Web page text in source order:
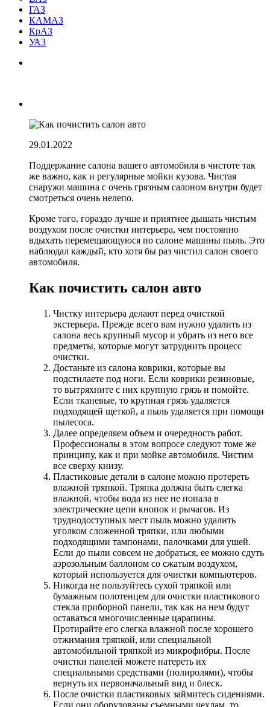
ГАЗ
КАМАЗ
КрАЗ
УАЗ
29.01.2022
Поддержание салона вашего автомобиля в чистоте так
же важно, как и регулярные мойки кузова. Чистая
снаружи машина с очень грязным салоном внутри будет
смотреться очень нелепо.
Кроме того, гораздо лучше и приятнее дышать чистым
воздухом после очистки интерьера, чем постоянно
вдыхать перемещающуюся по салоне машины пыль. Это
наблюдал каждый, кто хотя бы раз чистил салон своего
автомобиля.
Как почистить салон авто
Чистку интерьера делают перед очисткой
экстерьера. Прежде всего вам нужно удалить из
салона весь крупный мусор и убрать из него все
предметы, которые могут затруднить процесс
очистки.
Достаньте из салона коврики, которые вы
подстилаете под ноги. Если коврики резиновые,
то вытряхните с них крупную грязь и помойте.
Если тканевые, то крупная грязь удаляется
подходящей щеткой, а пыль удаляется при помощи
пылесоса.
Далее определяем объем и очередность работ.
Профессионалы в этом вопросе следуют томе же
принципу, как и при мойке автомобиля. Чистим
все сверху книзу.
Пластиковые детали в салоне можно протереть
влажной тряпкой. Тряпка должна быть слегка
влажной, чтобы вода из нее не попала в
электрические цепи кнопок и рычагов. Из
труднодоступных мест пыль можно удалить
уголком сложенной тряпки, или любыми
подходящими тампонами, палочками для ушей.
Если до пыли совсем не добраться, ее можно сдуть
аэрозольным баллоном со сжатым воздухом,
который используется для очистки компьютеров.
Никогда не пользуйтесь сухой тряпкой или
бумажным полотенцем для очистки пластикового
стекла приборной панели, так как на нем будут
оставаться многочисленные царапины.
Протирайте его слегка влажной после хорошего
отжимания тряпкой, или специальной
автомобильной тряпкой из микрофибры. После
очистки панелей можете натереть их
специальными средствами (полиролями), чтобы
вернуть их первоначальный вид и блеск.
После очистки пластиковых займитесь сидениями.
Если они оборудованы съемными чехлам, то